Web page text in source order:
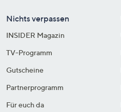
Nichts verpassen
INSIDER Magazin
TV-Programm
Gutscheine
Partnerprogramm
Für euch da